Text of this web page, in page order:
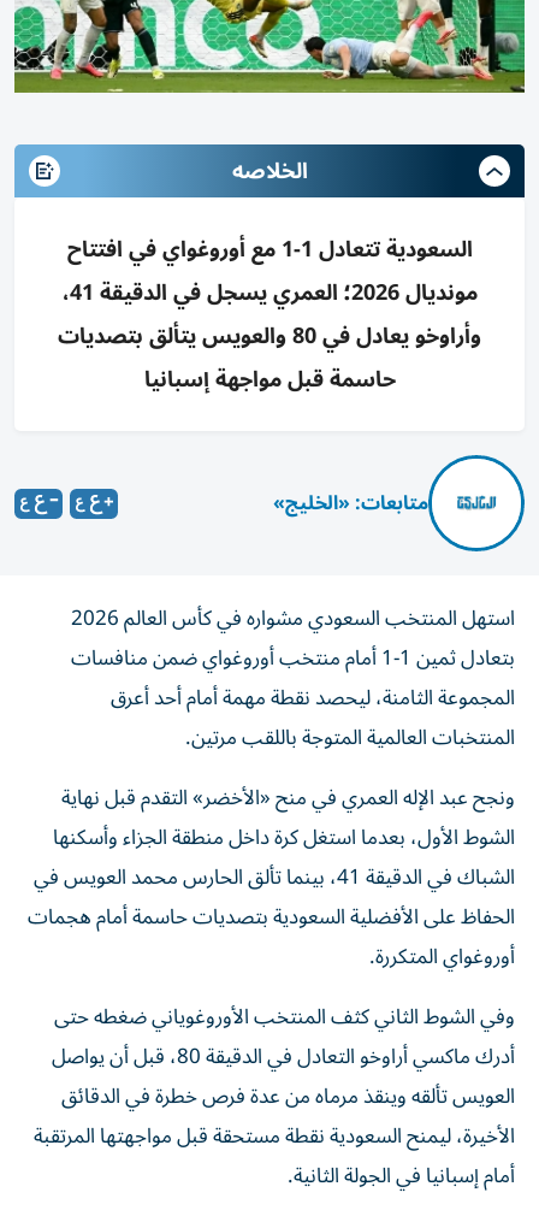
الخلاصه
السعودية تتعادل 1-1 مع أوروغواي في افتتاح
مونديال 2026؛ العمري يسجل في الدقيقة 41،
وأراوخو يعادل في 80 والعويس يتألق بتصديات
حاسمة قبل مواجهة إسبانيا
متابعات: «الخليج»
استهل المنتخب السعودي مشواره في كأس العالم 2026
بتعادل ثمين 1-1 أمام منتخب أوروغواي ضمن منافسات
المجموعة الثامنة، ليحصد نقطة مهمة أمام أحد أعرق
المنتخبات العالمية المتوجة باللقب مرتين.
ونجح عبد الإله العمري في منح «الأخضر» التقدم قبل نهاية
الشوط الأول، بعدما استغل كرة داخل منطقة الجزاء وأسكنها
الشباك في الدقيقة 41، بينما تألق الحارس محمد العويس في
الحفاظ على الأفضلية السعودية بتصديات حاسمة أمام هجمات
أوروغواي المتكررة.
وفي الشوط الثاني كثف المنتخب الأوروغوياني ضغطه حتى
أدرك ماكسي أراوخو التعادل في الدقيقة 80، قبل أن يواصل
العويس تألقه وينقذ مرماه من عدة فرص خطرة في الدقائق
الأخيرة، ليمنح السعودية نقطة مستحقة قبل مواجهتها المرتقبة
أمام إسبانيا في الجولة الثانية.